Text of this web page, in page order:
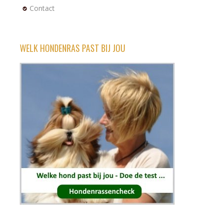
Contact
WELK HONDENRAS PAST BIJ JOU